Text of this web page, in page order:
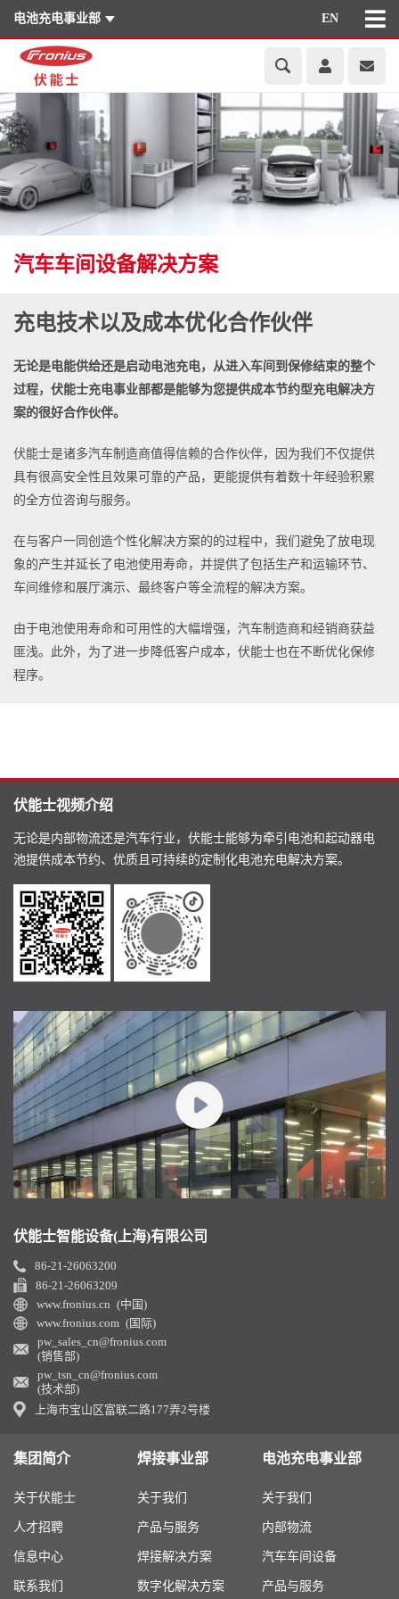
电池充电事业部 EN
汽车车间设备解决方案
充电技术以及成本优化合作伙伴
无论是电能供给还是启动电池充电，从进入车间到保修结束的整个
过程，伏能士充电事业部都是能够为您提供成本节约型充电解决方
案的很好合作伙伴。
伏能士是诸多汽车制造商值得信赖的合作伙伴，因为我们不仅提供
具有很高安全性且效果可靠的产品，更能提供有着数十年经验积累
的全方位咨询与服务。
在与客户一同创造个性化解决方案的的过程中，我们避免了放电现
象的产生并延长了电池使用寿命，并提供了包括生产和运输环节、
车间维修和展厅演示、最终客户等全流程的解决方案。
由于电池使用寿命和可用性的大幅增强，汽车制造商和经销商获益
匪浅。此外，为了进一步降低客户成本，伏能士也在不断优化保修
程序。
伏能士视频介绍
无论是内部物流还是汽车行业，伏能士能够为牵引电池和起动器电
池提供成本节约、优质且可持续的定制化电池充电解决方案。
伏能士智能设备(上海)有限公司
86-21-26063200
86-21-26063209
www.fronius.cn (中国)
www.fronius.com (国际)
pw_sales_cn@fronius.com
(销售部)
pw_tsn_cn@fronius.com
(技术部)
上海市宝山区富联二路177弄2号楼
集团简介
关于伏能士
人才招聘
信息中心
联系我们
焊接事业部
关于我们
产品与服务
焊接解决方案
数字化解决方案
电池充电事业部
关于我们
内部物流
汽车车间设备
产品与服务